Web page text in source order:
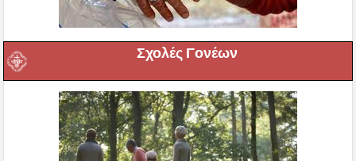
Σχολές Γονέων